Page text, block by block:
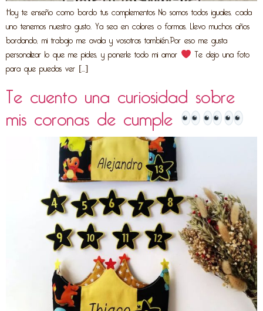
Hoy te enseño como bordo tus complementos No somos todos iguales, cada
uno tenemos nuestro gusto. Ya sea en colores o formas. Llevo muchos años
bordando, mi trabajo me avala y vosotras también.Por eso me gusta
personalizar lo que me pides, y ponerle todo mi amor Te dejo una foto
para que puedas ver […]
Te cuento una curiosidad sobre
mis coronas de cumple